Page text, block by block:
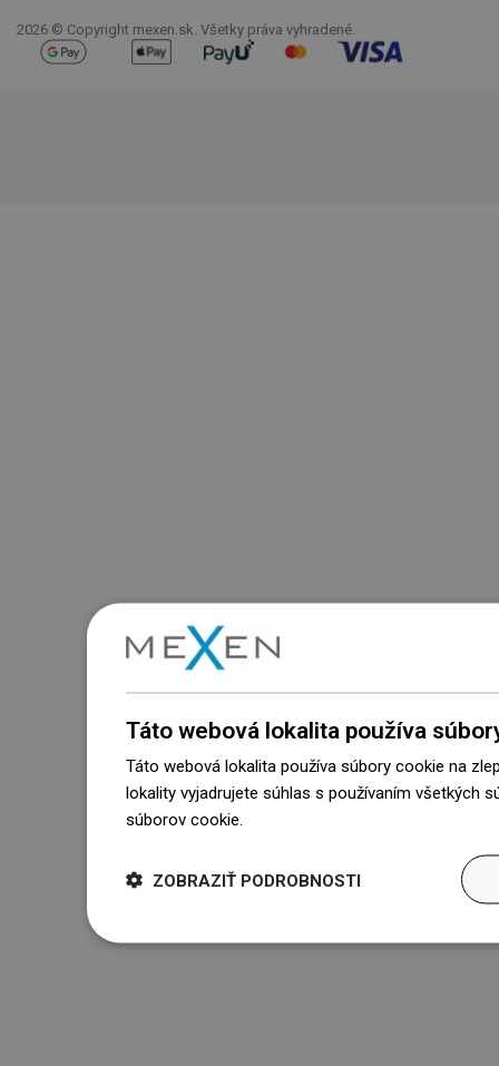
2026 © Copyright mexen.sk. Všetky práva vyhradené.
Táto webová lokalita používa
Táto webová lokalita používa súbory cookie na
lokality vyjadrujete súhlas s používaním všetkých
súborov cookie.
ZOBRAZIŤ PODROBNOSTI